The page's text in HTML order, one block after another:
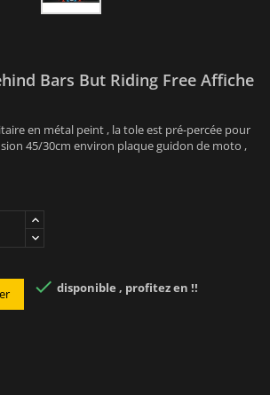
Bars But Riding Free Affiche
en métal peint , la tole est pré-percée pour
45/30cm environ plaque guidon de moto ,
 disponible , profitez en !!